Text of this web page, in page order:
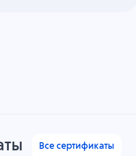
Все сертификаты